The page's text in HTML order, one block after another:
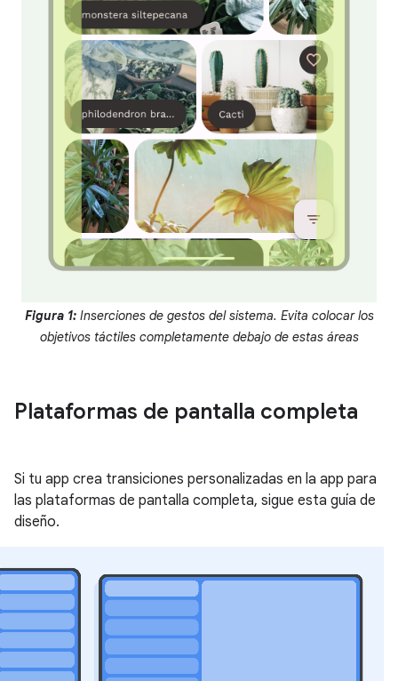
Figura 1:Inserciones de gestos del sistema. Evita colocar los
objetivos táctiles completamente debajo de estas áreas
Plataformas de pantalla completa
Si tu app crea transiciones personalizadas en la app para
las plataformas de pantalla completa, sigue esta guía de
diseño.